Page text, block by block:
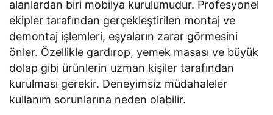
alanlardan biri mobilya kurulumudur. Profesyonel
ekipler tarafından gerçekleştirilen montaj ve
demontaj işlemleri, eşyaların zarar görmesini
önler. Özellikle gardırop, yemek masası ve büyük
dolap gibi ürünlerin uzman kişiler tarafından
kurulması gerekir. Deneyimsiz müdahaleler
kullanım sorunlarına neden olabilir.